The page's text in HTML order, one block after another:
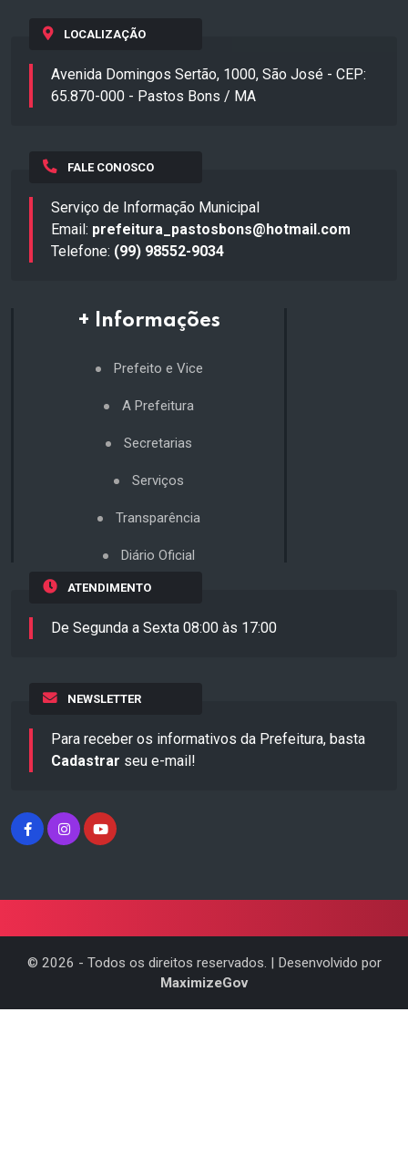
LOCALIZAÇÃO
Avenida Domingos Sertão, 1000, São José - CEP:
65.870-000 - Pastos Bons / MA
FALE CONOSCO
Serviço de Informação Municipal
Email: prefeitura_pastosbons@hotmail.com
Telefone: (99) 98552-9034
+ Informações
Prefeito e Vice
A Prefeitura
Secretarias
Serviços
Transparência
Diário Oficial
ATENDIMENTO
De Segunda a Sexta 08:00 às 17:00
NEWSLETTER
Para receber os informativos da Prefeitura, basta
Cadastrar seu e-mail!
© 2026 - Todos os direitos reservados. | Desenvolvido por
MaximizeGov